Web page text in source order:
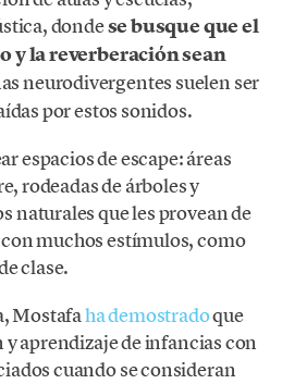
dondese busque que el
y la reverberación sean
neurodivergentes suelen ser
por estos sonidos.
espacios de escape: áreas
rodeadas de árboles y
naturales que les provean de
con muchos estímulos, como
clase.
Mostafaha demostradoque
aprendizaje de infancias con
cuando se consideran